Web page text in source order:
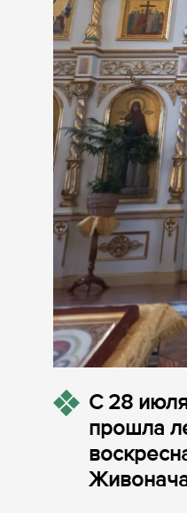
С 28
прошла